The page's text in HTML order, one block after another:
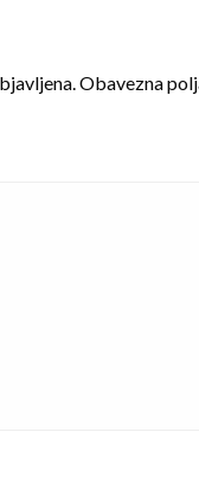
Obavezna